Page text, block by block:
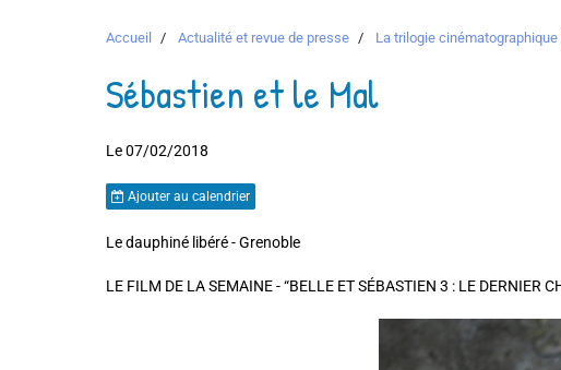
Accueil Actualité et revue de presse La trilogie cinématographique
Sébastien et le Mal
Le 07/02/2018
Ajouter au calendrier
Le dauphiné libéré - Grenoble
LE FILM DE LA SEMAINE - “BELLE ET SÉBASTIEN 3 : LE DERNIER